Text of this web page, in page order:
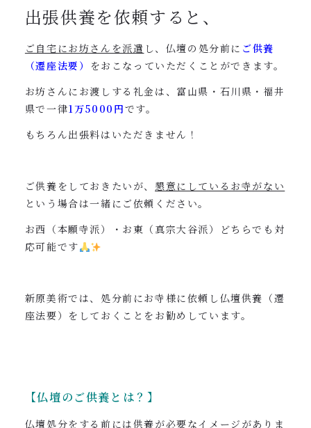
出張供養を依頼すると、
ご自宅にお坊さんを派遣 し、仏壇の処分前に ご供養
（遷座法要）
をおこなっていただくことができます。
お坊さんにお渡しする礼金は、富山県・石川県・福井
県で一律1万5000円です。
もちろん出張料はいただきません！
ご供養をしておきたいが、懇意にしているお寺がない
という場合は一緒にご依頼ください。
お西（本願寺派）・お東（真宗大谷派）どちらでも対
応可能です
新原美術では、処分前にお寺様に依頼し仏壇供養（遷
座法要）をしておくことをお勧めしています。
【仏壇のご供養とは？】
仏壇処分をする前には供養が必要なイメージがありま